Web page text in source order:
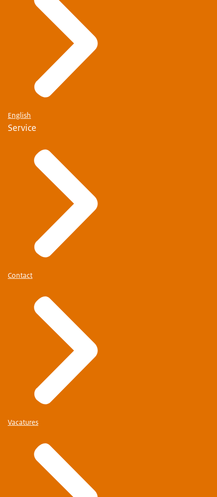
English
Service
Contact
Vacatures